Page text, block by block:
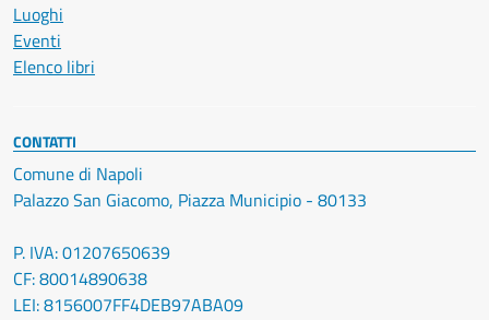
Luoghi
Eventi
Elenco libri
CONTATTI
Comune di Napoli
Palazzo San Giacomo, Piazza Municipio - 80133
P. IVA: 01207650639
CF: 80014890638
LEI: 8156007FF4DEB97ABA09